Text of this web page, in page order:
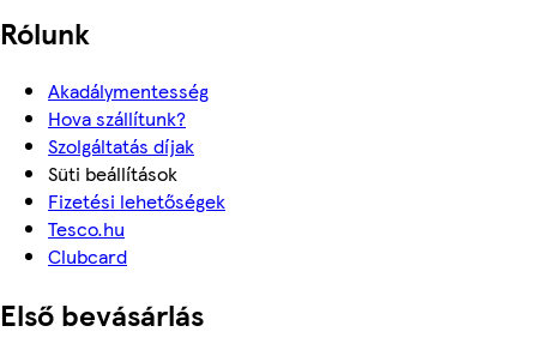
Rólunk
Akadálymentesség
Hova szállítunk?
Szolgáltatás díjak
Süti beállítások
Fizetési lehetőségek
Tesco.hu
Clubcard
Első bevásárlás